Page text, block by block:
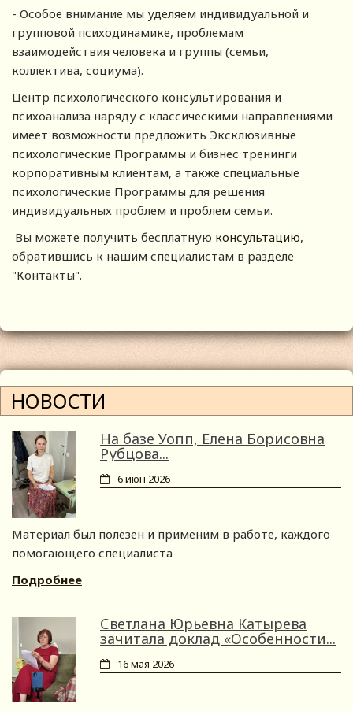
- Особое внимание мы уделяем индивидуальной и
групповой психодинамике, проблемам
взаимодействия человека и группы (семьи,
коллектива, социума).
Центр психологического консультирования и
психоанализа наряду с классическими направлениями
имеет возможности предложить Эксклюзивные
психологические Программы и бизнес тренинги
корпоративным клиентам, а также специальные
психологические Программы для решения
индивидуальных проблем и проблем семьи.
Вы можете получить бесплатную консультацию,
обратившись к нашим специалистам в разделе
"Контакты".
НОВОСТИ
На базе Уопп, Елена Борисовна
Рубцова...
6 июн 2026
Материал был полезен и применим в работе, каждого
помогающего специалиста
Подробнее
Светлана Юрьевна Катырева
зачитала доклад «Особенности...
16 мая 2026